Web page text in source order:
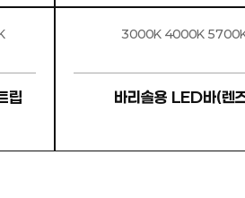
립
3000K 4000K
바리솔용 LED바(